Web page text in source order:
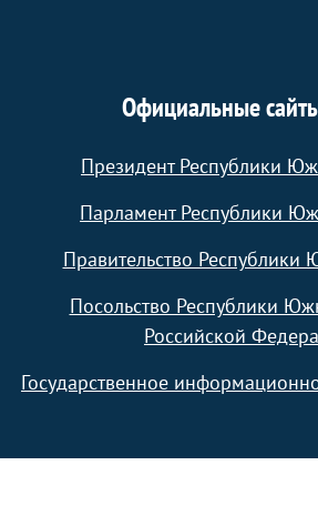
Официальные
Президент Республики
Парламент Республики
Правительство Республики
Посольство Республики
Российской
Государственное